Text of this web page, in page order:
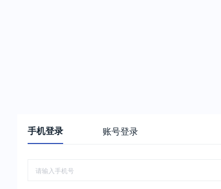
手机登录 账号登录